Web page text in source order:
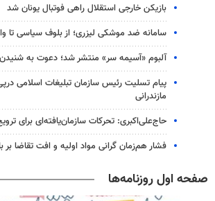
بازیکن خارجی استقلال راهی فوتبال یونان شد
سامانه ضد موشکی لیزری؛ از بلوف سیاسی تا
آلبوم «آسیمه سر» منتشر شد؛ دعوت به
پیام تسلیت رئیس سازمان تبلیغات اسلامی
مازندرانی
حاج‌علی‌اکبری: تحرکات سازمان‌یافته‌ای برای
فشار هم‌زمان گرانی مواد اولیه و افت تقاضا بر
صفحه اول روزنامه‌ها